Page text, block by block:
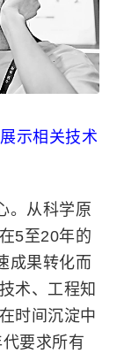
示相关技术
。从科学原
5至20年的
成果转化而
术、工程知
时间沉淀中
要求所有